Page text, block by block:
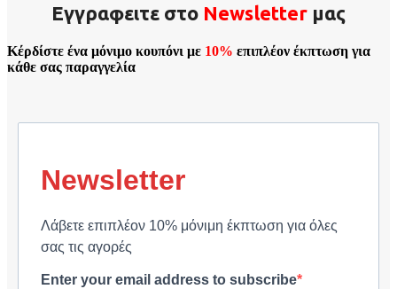
Εγγραφειτε στο Νewsletter μας
Κέρδίστε ένα μόνιμο κουπόνι με 10% επιπλέον έκπτωση για
κάθε σας παραγγελία
Newsletter
Λάβετε επιπλέον 10% μόνιμη έκπτωση για όλες
σας τις αγορές
Enter your email address to subscribe